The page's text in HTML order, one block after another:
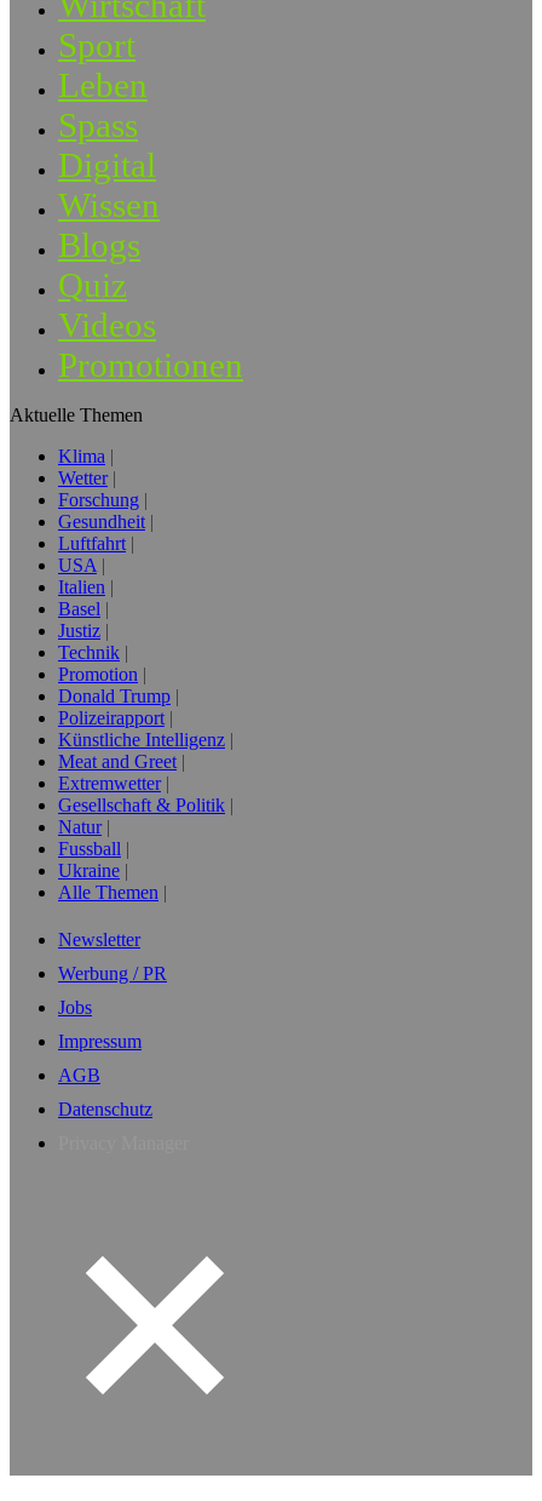
Sport
Leben
Spass
Digital
Wissen
Blogs
Quiz
Videos
Promotionen
Aktuelle Themen
Klima
Wetter
Forschung
Gesundheit
Luftfahrt
USA
Italien
Basel
Justiz
Technik
Promotion
Donald Trump
Polizeirapport
Künstliche Intelligenz
Meat and Greet
Extremwetter
Gesellschaft & Politik
Natur
Fussball
Ukraine
Alle Themen
Newsletter
Werbung / PR
Jobs
Impressum
AGB
Datenschutz